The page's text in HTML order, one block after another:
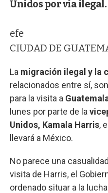
Unidos por vía ilegal.
efe
CIUDAD DE
La migración ilegal y la
relacionados entre sí,
para la visita a
lunes por parte de la
Unidos, Kamala Harris,
llevará a México.
No parece una
visita de Harris, el
ordenado situar a la